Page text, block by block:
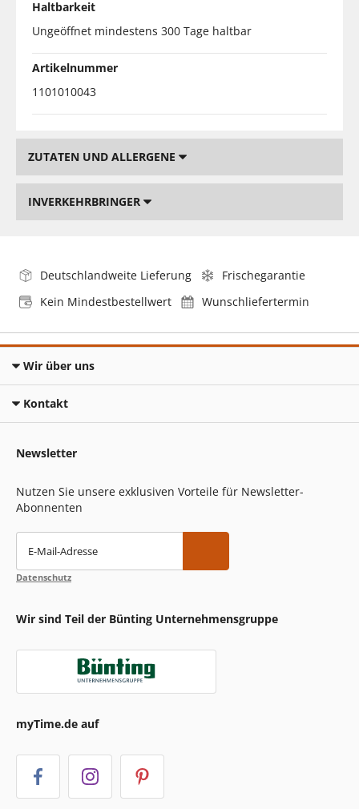
Haltbarkeit
Ungeöffnet mindestens 300 Tage haltbar
Artikelnummer
1101010043
ZUTATEN UND ALLERGENE
INVERKEHRBRINGER
Deutschlandweite Lieferung
Frischegarantie
Kein Mindestbestellwert
Wunschliefertermin
Wir über uns
Kontakt
Newsletter
Nutzen Sie unsere exklusiven Vorteile für Newsletter-
Abonnenten
E-Mail-Adresse
Datenschutz
Wir sind Teil der Bünting Unternehmensgruppe
myTime.de auf